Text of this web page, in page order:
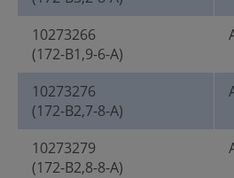
10273266
(172-B1,9-6-A)
10273276
(172-B2,7-8-A)
10273279
(172-B2,8-8-A)